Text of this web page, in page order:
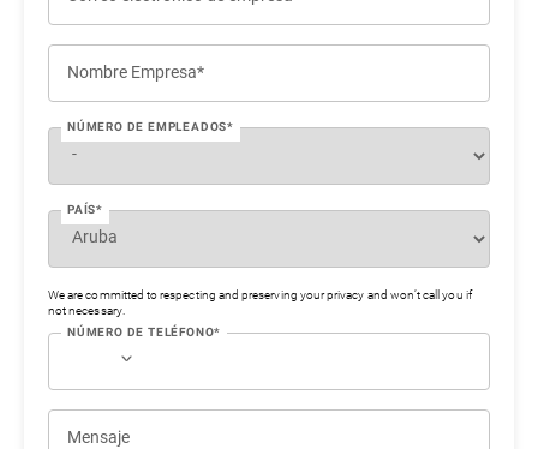
Nombre Empresa*
NÚMERO DE EMPLEADOS*
PAÍS*
We are committed to respecting and preserving your privacy and won’t call you if
not necessary.
NÚMERO DE TELÉFONO*
Mensaje